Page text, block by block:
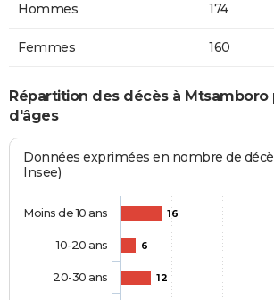
Hommes 174
Femmes 160
Répartition des décès à Mtsamboro
d'âges
Données exprimées en nombre de
Insee)
16
6
12
Moins de 10 ans
10-20 ans
20-30 ans